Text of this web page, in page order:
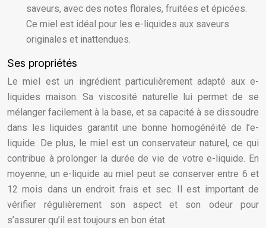
saveurs, avec des notes florales, fruitées et épicées.
Ce miel est idéal pour les e-liquides aux saveurs
originales et inattendues.
Ses propriétés
Le miel est un ingrédient particulièrement adapté aux e-
liquides maison. Sa viscosité naturelle lui permet de se
mélanger facilement à la base, et sa capacité à se dissoudre
dans les liquides garantit une bonne homogénéité de l’e-
liquide. De plus, le miel est un conservateur naturel, ce qui
contribue à prolonger la durée de vie de votre e-liquide. En
moyenne, un e-liquide au miel peut se conserver entre 6 et
12 mois dans un endroit frais et sec. Il est important de
vérifier régulièrement son aspect et son odeur pour
s’assurer qu’il est toujours en bon état.